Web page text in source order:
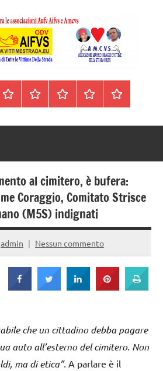
Centro
Sud
ContattiIncidenti
Il
al cimitero, è bufera:
Coraggio, Comitato Strisce
(M5S) indignati
admin Nessun commento
che un cittadino debba pagare
auto all’esterno del cimitero. Non
ma di etica”. A parlare è il